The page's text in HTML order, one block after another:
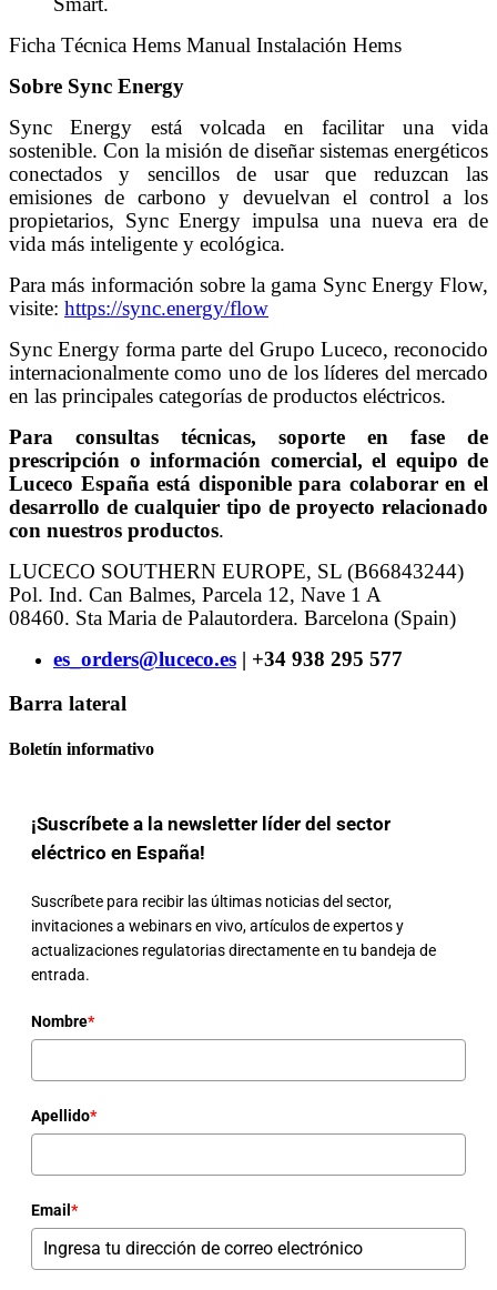
Ficha Técnica Hems Manual Instalación Hems
Sobre Sync Energy
Sync Energy está volcada en facilitar una vida
sostenible. Con la misión de diseñar sistemas energéticos
conectados y sencillos de usar que reduzcan las
emisiones de carbono y devuelvan el control a los
propietarios, Sync Energy impulsa una nueva era de
vida más inteligente y ecológica.
Para más información sobre la gama Sync Energy Flow,
visite: https://sync.energy/flow
Sync Energy forma parte del Grupo Luceco, reconocido
internacionalmente como uno de los líderes del mercado
en las principales categorías de productos eléctricos.
Para consultas técnicas, soporte en fase de
prescripción o información comercial, el equipo de
Luceco España está disponible para colaborar en el
desarrollo de cualquier tipo de proyecto relacionado
con nuestros productos.
LUCECO SOUTHERN EUROPE, SL (B66843244)
Pol. Ind. Can Balmes, Parcela 12, Nave 1 A
08460. Sta Maria de Palautordera. Barcelona (Spain)
es_orders@luceco.es | +34 938 295 577
Barra lateral
Boletín informativo
¡Suscríbete a la newsletter líder del sector
eléctrico en España!
Suscríbete para recibir las últimas noticias del sector,
invitaciones a webinars en vivo, artículos de expertos y
actualizaciones regulatorias directamente en tu bandeja de
entrada.
Nombre*
Apellido*
Email *